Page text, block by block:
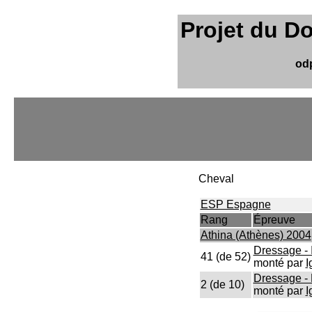
Projet du
Cheval
ESP Espagne
Rang
Épreuve
Athina (Athènes) 2004
41 (de 52)
Dressage -
monté par
2 (de 10)
Dressage -
monté par